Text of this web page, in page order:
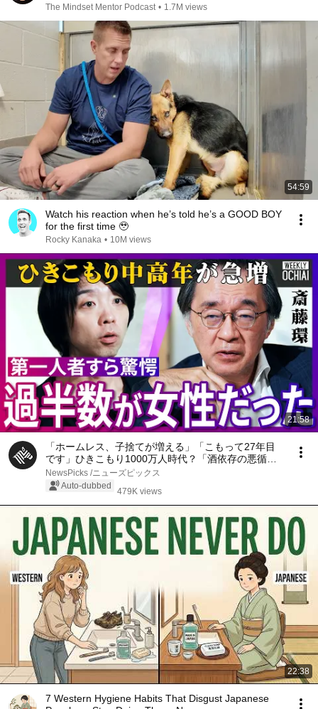
The Mindset Mentor Podcast • 1.7M views
54:59
Watch his reaction when he’s told he’s a GOOD BOY
for the first time 🥹
Rocky Kanaka • 10M views
21:58
「ホームレス、子捨てが増える」「こもって27年目
です」ひきこもり1000万人時代？「酒依存の悪循環
と同じ」第一人者、斎藤環が明かす実態…子ども、家
族への対応、不登校の３大原因、孤独死の懸念【落合
NewsPicks /ニューズピックス
Auto-dubbed
479K views
22:38
7 Western Hygiene Habits That Disgust Japanese